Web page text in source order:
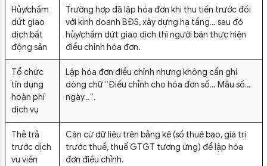
Hủy/chấm
dứt giao
dịch bất
động sản
Trường hợp đã lập hóa đơn khi thu tiền trước đối
với kinh doanh BĐS, xây dựng hạ tầng… sau đó
hủy/chấm dứt giao dịch thì người bán thực hiện
điều chỉnh hóa đơn.
Tổ chức
tín dụng
hoàn phí
dịch vụ
Lập hóa đơn điều chỉnh nhưng không cần ghi
dòng chữ “Điều chỉnh cho hóa đơn số… Mẫu số…
ngày…”.
Thẻ trả
trước dịch
vụ viễn
Căn cứ dữ liệu trên bảng kê (số thuê bao, giá trị
trước thuế, thuế GTGT tương ứng) để lập hóa
đơn điều chỉnh.